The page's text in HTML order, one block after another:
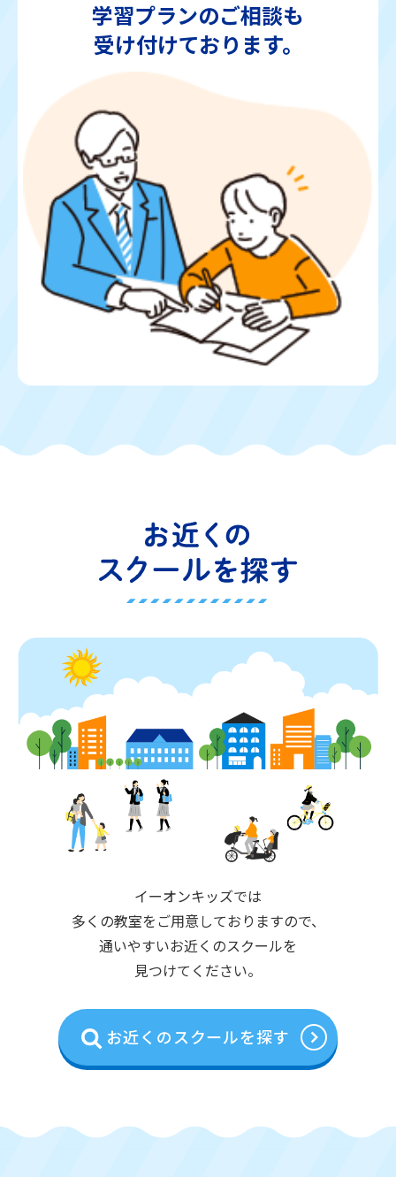
学習プランのご相談も
受け付けております。
イーオンキッズでは
多くの教室をご用意しておりますので、
通いやすいお近くのスクールを
見つけてください。
お近くのスクールを探す